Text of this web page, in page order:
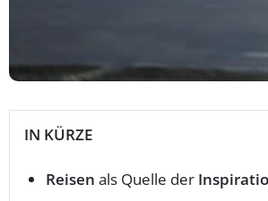
IN KÜRZE
Reisen als Quelle der